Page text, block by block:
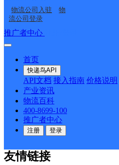
物流公司入驻
物
流公司登录
推广者中心
首页
快递鸟API
API文档 接入指南 价格说明
产业资讯
物流百科
400-8699-100
推广者中心
注册 登录
ID8056
凤凰县都里乡合作点
ID9677
凤凰县水打田乡合作点
ID10434
接口API
API接口文档
API接口 DEMO下载
关于我们
公司介绍 企业动态
合作伙伴 快递鸟接口服务协议
户隐私政策
友情链接